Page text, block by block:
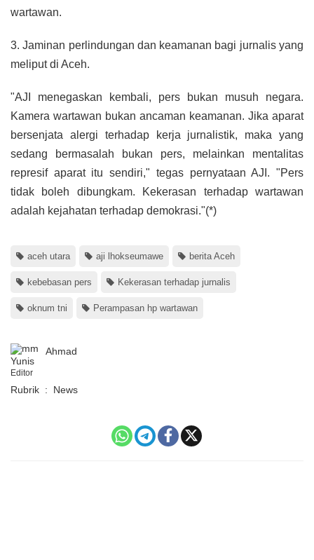
wartawan.
3. Jaminan perlindungan dan keamanan bagi jurnalis yang
meliput di Aceh.
"AJI menegaskan kembali, pers bukan musuh negara.
Kamera wartawan bukan ancaman keamanan. Jika aparat
bersenjata alergi terhadap kerja jurnalistik, maka yang
sedang bermasalah bukan pers, melainkan mentalitas
represif aparat itu sendiri," tegas pernyataan AJI. "Pers
tidak boleh dibungkam. Kekerasan terhadap wartawan
adalah kejahatan terhadap demokrasi."(*)
aceh utara aji lhokseumawe berita Aceh
kebebasan pers Kekerasan terhadap jurnalis
oknum tni Perampasan hp wartawan
Ahmad
Yunis
Editor
Rubrik : News